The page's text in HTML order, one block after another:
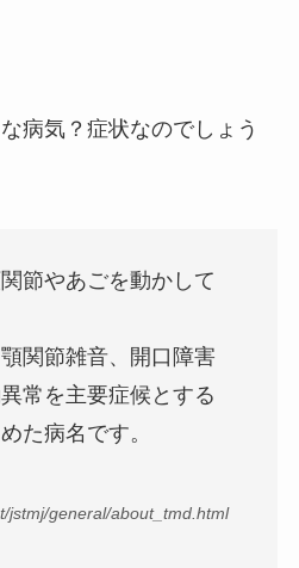
病気？症状なのでしょう
節やあごを動かして
関節雑音、開口障害
常を主要症候とする
た病名です。
jstmj/general/about_tmd.html